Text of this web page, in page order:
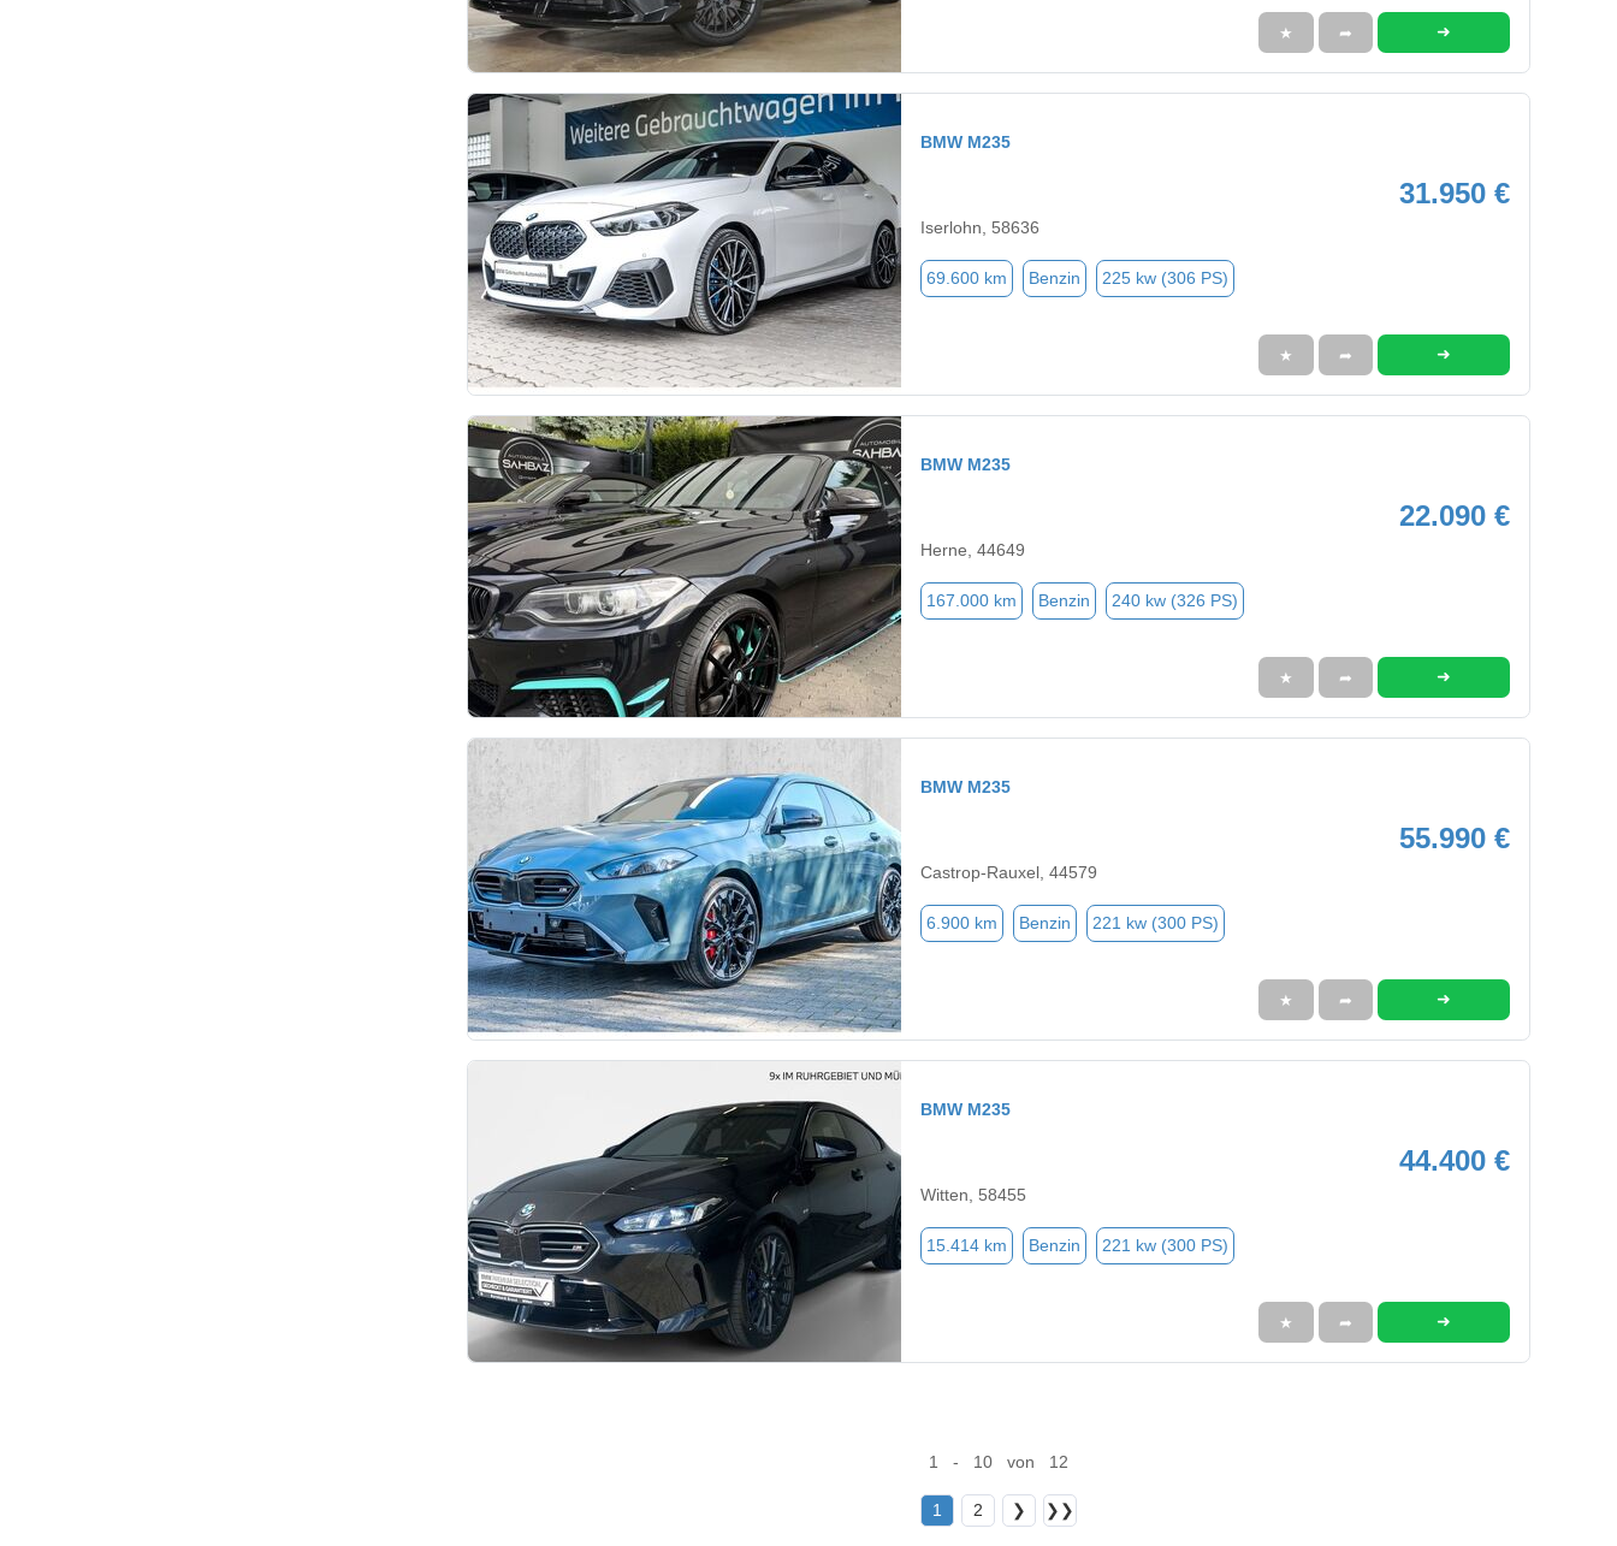
★ ➦ ➜
BMW M235
31.950 €
Iserlohn, 58636
69.600 km Benzin 225 kw (306 PS)
★ ➦ ➜
BMW M235
22.090 €
Herne, 44649
167.000 km Benzin 240 kw (326 PS)
★ ➦ ➜
BMW M235
55.990 €
Castrop-Rauxel, 44579
6.900 km Benzin 221 kw (300 PS)
★ ➦ ➜
BMW M235
44.400 €
Witten, 58455
15.414 km Benzin 221 kw (300 PS)
★ ➦ ➜
1 - 10 von 12
1 2 ❯ ❯❯